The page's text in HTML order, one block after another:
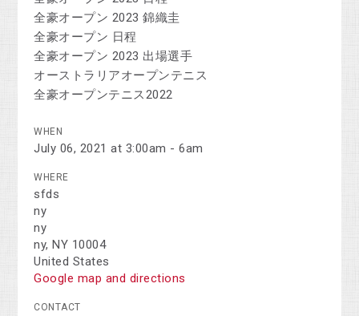
全豪オープン 2023 錦織圭
全豪オープン 日程
全豪オープン 2023 出場選手
オーストラリアオープンテニス
全豪オープンテニス2022
WHEN
July 06, 2021 at 3:00am - 6am
WHERE
sfds
ny
ny
ny, NY 10004
United States
Google map and directions
CONTACT